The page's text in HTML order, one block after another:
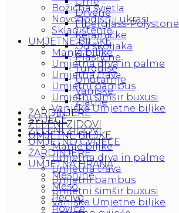
Drvene
Fiberglass-Polystone
Keramičke
Od školjaka
Plastične
Turquise
Unutarnje
Vanjske
Zlatne
ŽARDINJERE
ZELENI ZIDOVI
UMJETNE BILJKE
Manje biljke
Umjetna drva in palme
Umjetna trava
Umjetni bambus
Umjetni šimšir buxusi
Vanjske Umjetne biljke
Božićna svjetla
Novogodišnji ukrasi
Skladištenje
UMJETNE BILJKE
Manje biljke
Umjetna drva in palme
Umjetna trava
Umjetni bambus
Umjetni šimšir buxusi
Vanjske Umjetne biljke
SVIJEĆE
ZELENI ZIDOVI
UMJETNO CVIJEĆE
ŽARDINJERE
UMJETNA HRANA
Mesnine
Meso
Pecivo
Povrće